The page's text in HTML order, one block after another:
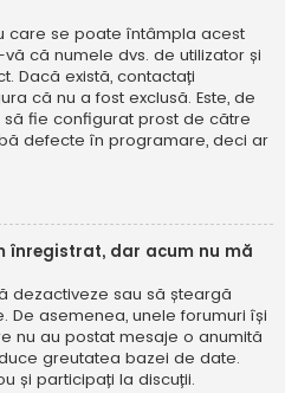
care se poate întâmpla acest
că numele dvs. de utilizator și
Dacă există, contactați
că nu a fost exclusă. Este, de
fie configurat prost de către
defecte în programare, deci ar
înregistrat, dar acum nu mă
dezactiveze sau să șteargă
De asemenea, unele forumuri își
nu au postat mesaje o anumită
greutatea bazei de date.
și participați la discuții.